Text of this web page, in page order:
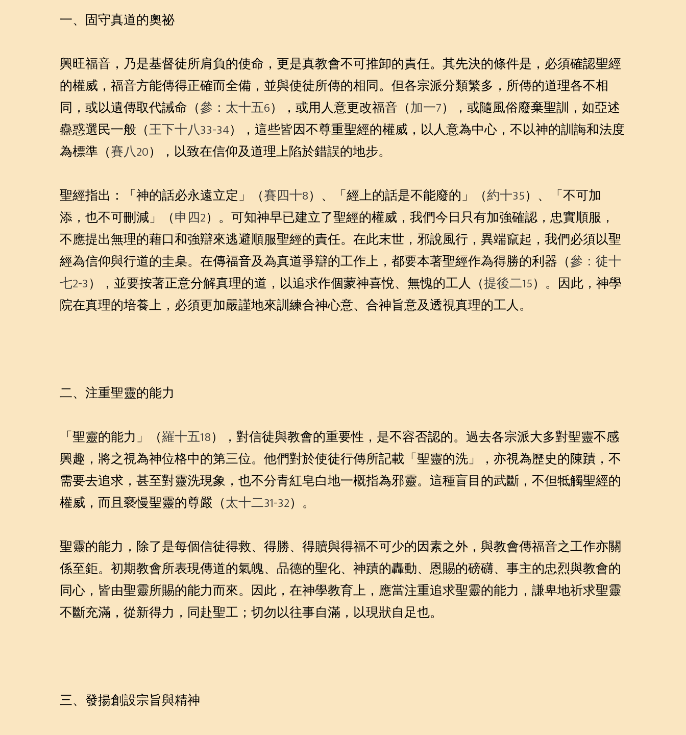
一、固守真道的奧祕
興旺福音，乃是基督徒所肩負的使命，更是真教會不可推卸的責任。其先決的條件是，必須確認聖經
的權威，福音方能傳得正確而全備，並與使徒所傳的相同。但各宗派分類繁多，所傳的道理各不相
同，或以遺傳取代誡命（參：太十五6），或用人意更改福音（加一7），或隨風俗廢棄聖訓，如亞述
蠱惑選民一般（王下十八33-34），這些皆因不尊重聖經的權威，以人意為中心，不以神的訓誨和法度
為標準（賽八20），以致在信仰及道理上陷於錯誤的地步。
聖經指出：「神的話必永遠立定」（賽四十8）、「經上的話是不能廢的」（約十35）、「不可加
添，也不可刪減」（申四2）。可知神早已建立了聖經的權威，我們今日只有加強確認，忠實順服，
不應提出無理的藉口和強辯來逃避順服聖經的責任。在此末世，邪說風行，異端竄起，我們必須以聖
經為信仰與行道的圭臬。在傳福音及為真道爭辯的工作上，都要本著聖經作為得勝的利器（參：徒十
七2-3），並要按著正意分解真理的道，以追求作個蒙神喜悅、無愧的工人（提後二15）。因此，神學
院在真理的培養上，必須更加嚴謹地來訓練合神心意、合神旨意及透視真理的工人。
二、注重聖靈的能力
「聖靈的能力」（羅十五18），對信徒與教會的重要性，是不容否認的。過去各宗派大多對聖靈不感
興趣，將之視為神位格中的第三位。他們對於使徒行傳所記載「聖靈的洗」，亦視為歷史的陳蹟，不
需要去追求，甚至對靈洗現象，也不分青紅皂白地一概指為邪靈。這種盲目的武斷，不但牴觸聖經的
權威，而且褻慢聖靈的尊嚴（太十二31-32）。
聖靈的能力，除了是每個信徒得救、得勝、得贖與得福不可少的因素之外，與教會傳福音之工作亦關
係至鉅。初期教會所表現傳道的氣魄、品德的聖化、神蹟的轟動、恩賜的磅礴、事主的忠烈與教會的
同心，皆由聖靈所賜的能力而來。因此，在神學教育上，應當注重追求聖靈的能力，謙卑地祈求聖靈
不斷充滿，從新得力，同赴聖工；切勿以往事自滿，以現狀自足也。
三、發揚創設宗旨與精神